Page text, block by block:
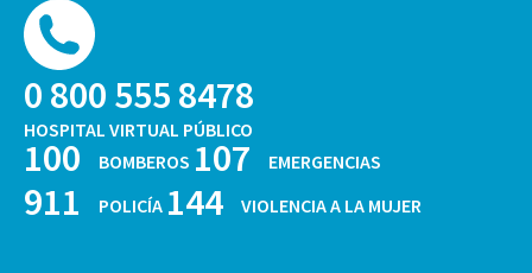
0 800 555 8478
HOSPITAL VIRTUAL PÚBLICO
100 BOMBEROS 107 EMERGENCIAS
911 POLICÍA 144 VIOLENCIA A LA MUJER